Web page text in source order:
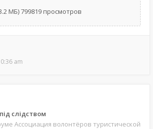
МБ) 799819 просмотров
am
слідством
Ассоциация волонтёров туристической